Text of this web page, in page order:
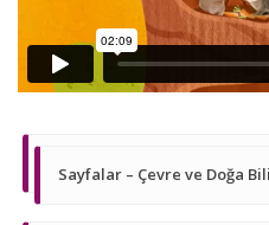
Sayfalar – Çevre ve Doğa